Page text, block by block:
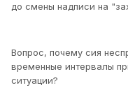
до смены надписи на
Вопрос, почему сия
временные интервалы
ситуации?